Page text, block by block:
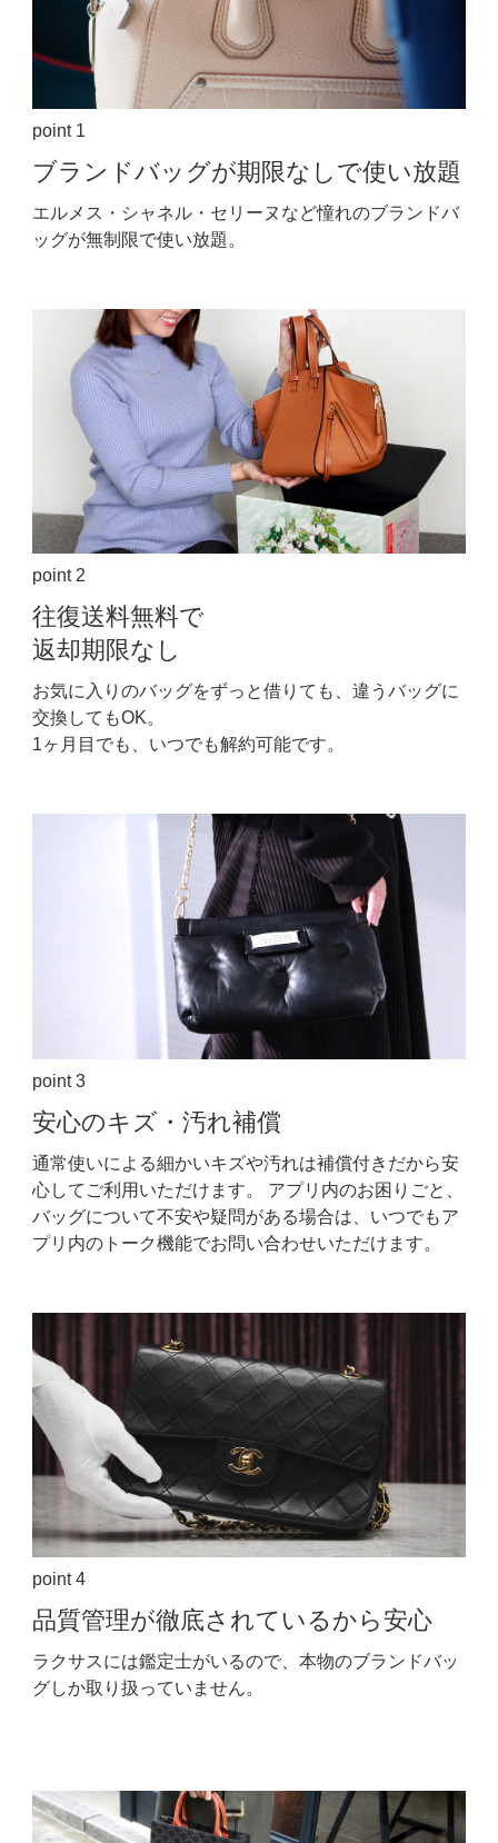
point 1
ブランドバッグが期限なしで使い放題
エルメス・シャネル・セリーヌなど憧れのブランドバ
ッグが無制限で使い放題。
point 2
往復送料無料で
返却期限なし
お気に入りのバッグをずっと借りても、違うバッグに
交換してもOK。
1ヶ月目でも、いつでも解約可能です。
point 3
安心のキズ・汚れ補償
通常使いによる細かいキズや汚れは補償付きだから安
心してご利用いただけます。 アプリ内のお困りごと、
バッグについて不安や疑問がある場合は、いつでもア
プリ内のトーク機能でお問い合わせいただけます。
point 4
品質管理が徹底されているから安心
ラクサスには鑑定士がいるので、本物のブランドバッ
グしか取り扱っていません。